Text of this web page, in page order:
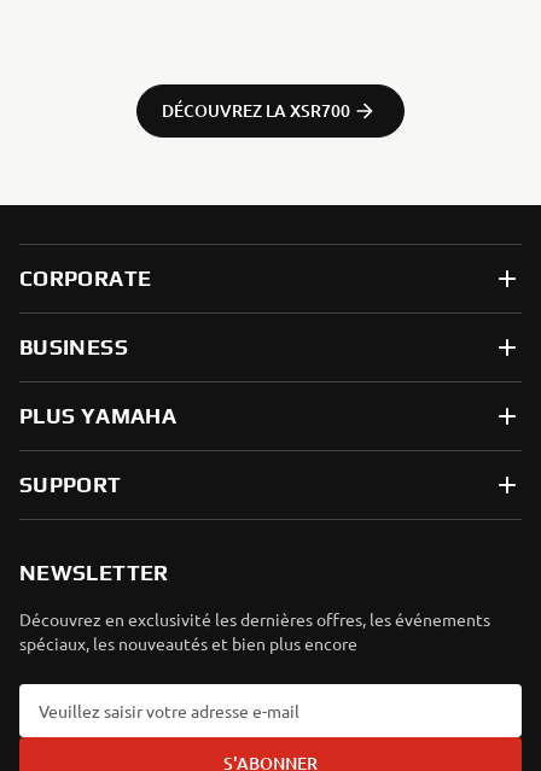
DÉCOUVREZ LA XSR700
CORPORATE
BUSINESS
PLUS YAMAHA
SUPPORT
NEWSLETTER
Découvrez en exclusivité les dernières offres, les événements
spéciaux, les nouveautés et bien plus encore
S'ABONNER